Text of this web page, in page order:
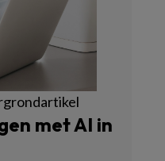
met AI in